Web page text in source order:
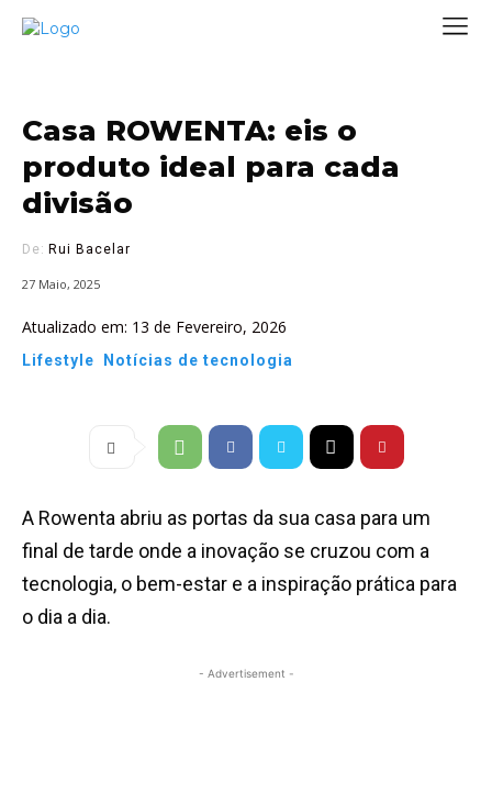
Casa ROWENTA: eis o
produto ideal para cada
divisão
De: Rui Bacelar
27 Maio, 2025
Atualizado em: 13 de Fevereiro, 2026
Lifestyle Notícias de tecnologia
A Rowenta abriu as portas da sua casa para um
final de tarde onde a inovação se cruzou com a
tecnologia, o bem-estar e a inspiração prática para
o dia a dia.
- Advertisement -